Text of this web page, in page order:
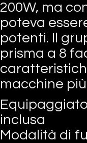
200W, ma
poteva
potenti. Il
prisma a 8
macchine
inclusa
Modalità di